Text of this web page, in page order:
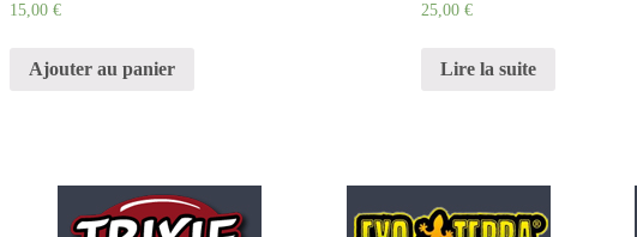
15,00 €
Ajouter au panier
25,00€
Lire la suite